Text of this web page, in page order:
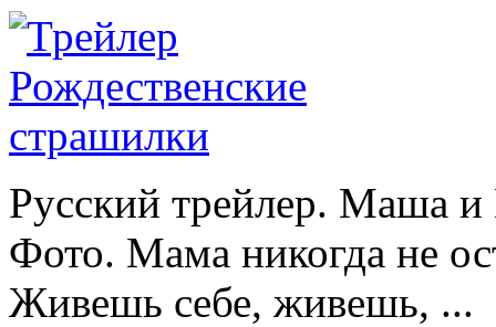
Русский трейлер. Маша
Фото. Мама никогда не
Живешь себе, живешь, ...